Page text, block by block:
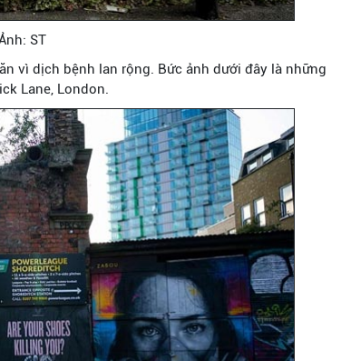
ST
vì dịch bệnh lan rộng. Bức ảnh dưới đây là những
Lane, London.